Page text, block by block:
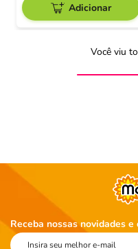
Adicionar
Você viu
Receba nossas novidades